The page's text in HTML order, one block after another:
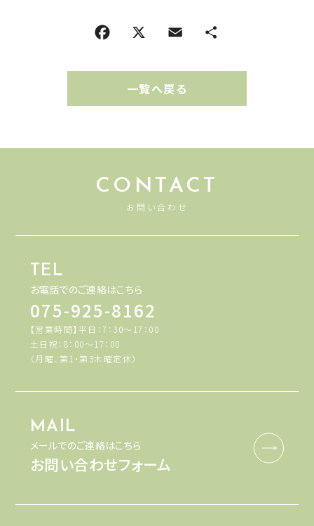
一覧へ戻る
CONTACT
お問い合わせ
TEL
お電話でのご連絡はこちら
075-925-8162
【営業時間】平日：7：30～17：00
土日祝：8：00～17：00
（月曜、第1・第3木曜定休）
MAIL
メールでのご連絡はこちら
お問い合わせフォーム